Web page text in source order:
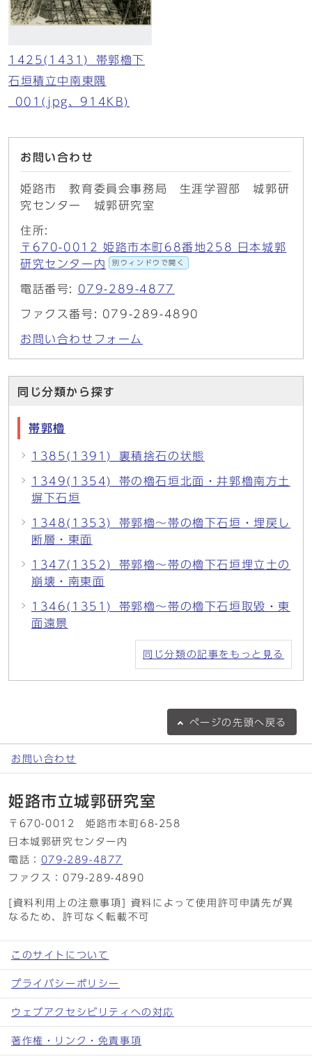
1425(1431)_帯郭櫓下
石垣積立中南東隅
_001(jpg、914KB)
お問い合わせ
姫路市 教育委員会事務局 生涯学習部 城郭研
究センター 城郭研究室
住所:
〒670-0012 姫路市本町68番地258 日本城郭
研究センター内
別ウィンドウで開く
電話番号: 079-289-4877
ファクス番号: 079-289-4890
お問い合わせフォーム
同じ分類から探す
帯郭櫓
1385(1391)_裏積捨石の状態
1349(1354)_帯の櫓石垣北面・井郭櫓南方土
塀下石垣
1348(1353)_帯郭櫓～帯の櫓下石垣・埋戻し
断層・東面
1347(1352)_帯郭櫓～帯の櫓下石垣埋立土の
崩壊・南東面
1346(1351)_帯郭櫓～帯の櫓下石垣取毀・東
面遠景
同じ分類の記事をもっと見る
ページの 先頭へ戻る
お問い合わせ
姫路市立城郭研究室
〒670-0012 姫路市本町68-258
日本城郭研究センター内
電話： 079-289-4877
ファクス：079-289-4890
[資料利用上の注意事項] 資料によって使用許可申請先が異
なるため、許可なく転載不可
このサイトについて
プライバシーポリシー
ウェブアクセシビリティへの対応
著作権・リンク・免責事項